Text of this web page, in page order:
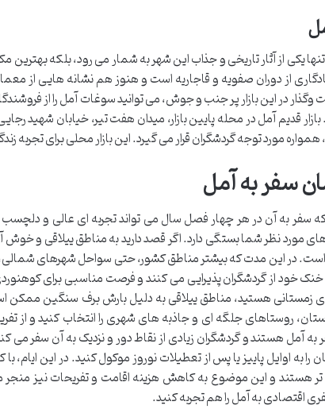
تنها یکی از آثار تاریخی و جذاب این شهر به شمار می رود، بلکه بهترین
از دوران صفویه و قاجاریه است و هنوز هم نشانه هایی از
در این بازار پر جنب و جوش، می توانید سوغات آمل را از
قدیم آمل در محله پایین بازار، میدان هفت تیر، خیابان شهید
مورد توجه گردشگران قرار می گیرد. این بازار محلی برای تجربه
سفر به آمل
به آن در هر چهار فصل سال می تواند تجربه ای عالی و دلچسب
مورد نظر شما بستگی دارد. اگر قصد دارید به مناطق ییلاقی و خوش
است. در این مدت که بیشتر مناطق کشور، حتی سواحل شهرهای
خود از گردشگران پذیرایی می کنند و فرصت مناسبی برای
زمستانی هستید، مناطق ییلاقی به دلیل بارش برف سنگین
روستاهای جلگه ای و جاذبه های شهری را انتخاب کنید و از
به آمل هستند و گردشگران زیادی از نقاط دور و نزدیک به آن سفر
را به اوایل پاییز یا پس از تعطیلات نوروز موکول کنید. در این
هستند و این موضوع به کاهش هزینه اقامت و تفریحات نیز منجر
اقتصادی به آمل را هم تجربه کنید.